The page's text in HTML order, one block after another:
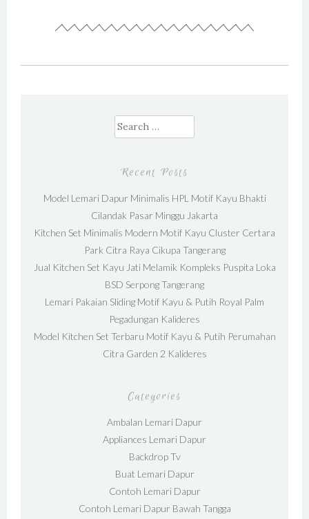
Search for:
Recent Posts
Model Lemari Dapur Minimalis HPL Motif Kayu Bhakti
Cilandak Pasar Minggu Jakarta
Kitchen Set Minimalis Modern Motif Kayu Cluster Certara
Park Citra Raya Cikupa Tangerang
Jual Kitchen Set Kayu Jati Melamik Kompleks Puspita Loka
BSD Serpong Tangerang
Lemari Pakaian Sliding Motif Kayu & Putih Royal Palm
Pegadungan Kalideres
Model Kitchen Set Terbaru Motif Kayu & Putih Perumahan
Citra Garden 2 Kalideres
Categories
Ambalan Lemari Dapur
Appliances Lemari Dapur
Backdrop Tv
Buat Lemari Dapur
Contoh Lemari Dapur
Contoh Lemari Dapur Bawah Tangga